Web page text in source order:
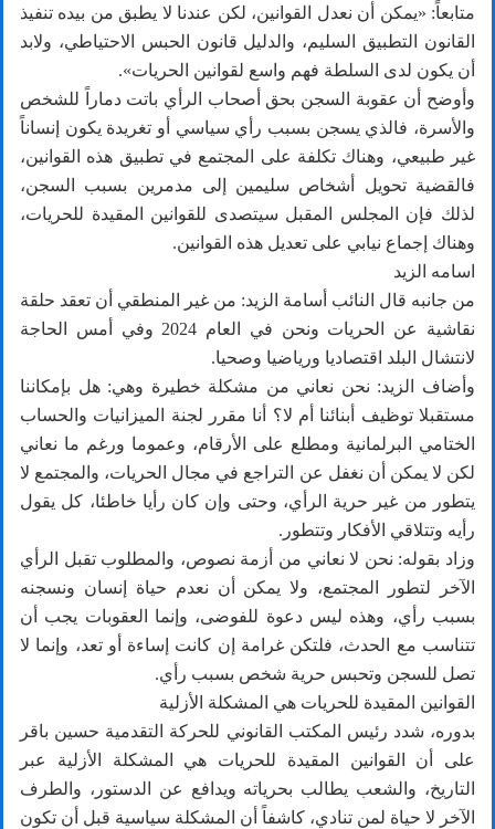
متابعاً: «يمكن أن نعدل القوانين، لكن عندنا لا يطبق من بيده تنفيذ
القانون التطبيق السليم، والدليل قانون الحبس الاحتياطي، ولابد
أن يكون لدى السلطة فهم واسع لقوانين الحريات».
وأوضح أن عقوبة السجن بحق أصحاب الرأي باتت دماراً للشخص
والأسرة، فالذي يسجن بسبب رأي سياسي أو تغريدة يكون إنساناً
غير طبيعي، وهناك تكلفة على المجتمع في تطبيق هذه القوانين،
فالقضية تحويل أشخاص سليمين إلى مدمرين بسبب السجن،
لذلك فإن المجلس المقبل سيتصدى للقوانين المقيدة للحريات،
وهناك إجماع نيابي على تعديل هذه القوانين.
اسامه الزيد
من جانبه قال النائب أسامة الزيد: من غير المنطقي أن تعقد حلقة
نقاشية عن الحريات ونحن في العام 2024 وفي أمس الحاجة
لانتشال البلد اقتصاديا ورياضيا وصحيا.
وأضاف الزيد: نحن نعاني من مشكلة خطيرة وهي: هل بإمكاننا
مستقبلا توظيف أبنائنا أم لا؟ أنا مقرر لجنة الميزانيات والحساب
الختامي البرلمانية ومطلع على الأرقام، وعموما ورغم ما نعاني
لكن لا يمكن أن نغفل عن التراجع في مجال الحريات، والمجتمع لا
يتطور من غير حرية الرأي، وحتى وإن كان رأيا خاطئا، كل يقول
رأيه وتتلاقي الأفكار وتتطور.
وزاد بقوله: نحن لا نعاني من أزمة نصوص، والمطلوب تقبل الرأي
الآخر لتطور المجتمع، ولا يمكن أن نعدم حياة إنسان ونسجنه
بسبب رأي، وهذه ليس دعوة للفوضى، وإنما العقوبات يجب أن
تتناسب مع الحدث، فلتكن غرامة إن كانت إساءة أو تعد، وإنما لا
تصل للسجن وتحبس حرية شخص بسبب رأي.
القوانين المقيدة للحريات هي المشكلة الأزلية
بدوره، شدد رئيس المكتب القانوني للحركة التقدمية حسين باقر
على أن القوانين المقيدة للحريات هي المشكلة الأزلية عبر
التاريخ، والشعب يطالب بحرياته ويدافع عن الدستور، والطرف
الآخر لا حياة لمن تنادي، كاشفاً أن المشكلة سياسية قبل أن تكون